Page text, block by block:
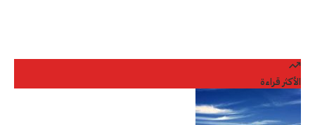
الأكثر قراءة